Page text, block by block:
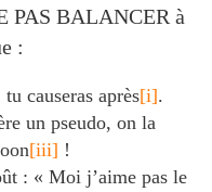
PAS BALANCER à
:
causeras après[i].
un pseudo, on la
[iii] !
: « Moi j’aime pas le